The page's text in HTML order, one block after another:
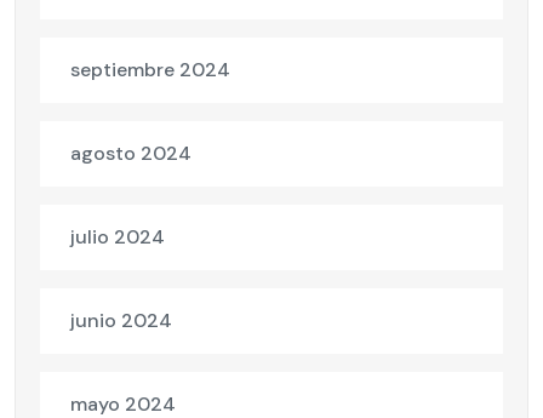
septiembre 2024
agosto 2024
julio 2024
junio 2024
mayo 2024